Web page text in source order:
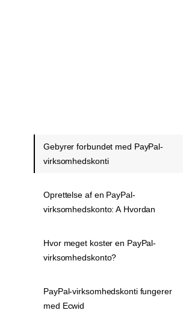
Gebyrer forbundet med PayPal-
virksomhedskonti
Oprettelse af en PayPal-
virksomhedskonto: A Hvordan
Hvor meget koster en PayPal-
virksomhedskonto?
PayPal-virksomhedskonti fungerer
med Ecwid